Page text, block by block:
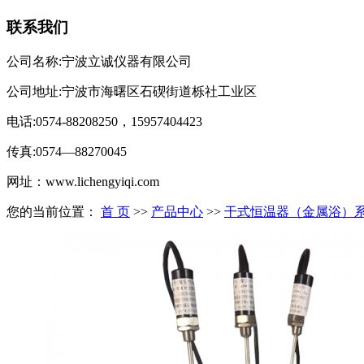
联系我们
公司名称:宁波立诚仪器有限公司
公司地址:宁波市海曙区石碶街道栎社工业区
电话:0574-88208250，15957404423
传真:0574—88270045
网址：www.lichengyiqi.com
您的当前位置： 首 页 >> 产品中心 >> 干式恒温器（金属浴）